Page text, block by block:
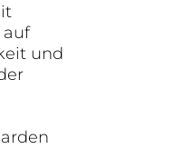
auf
und